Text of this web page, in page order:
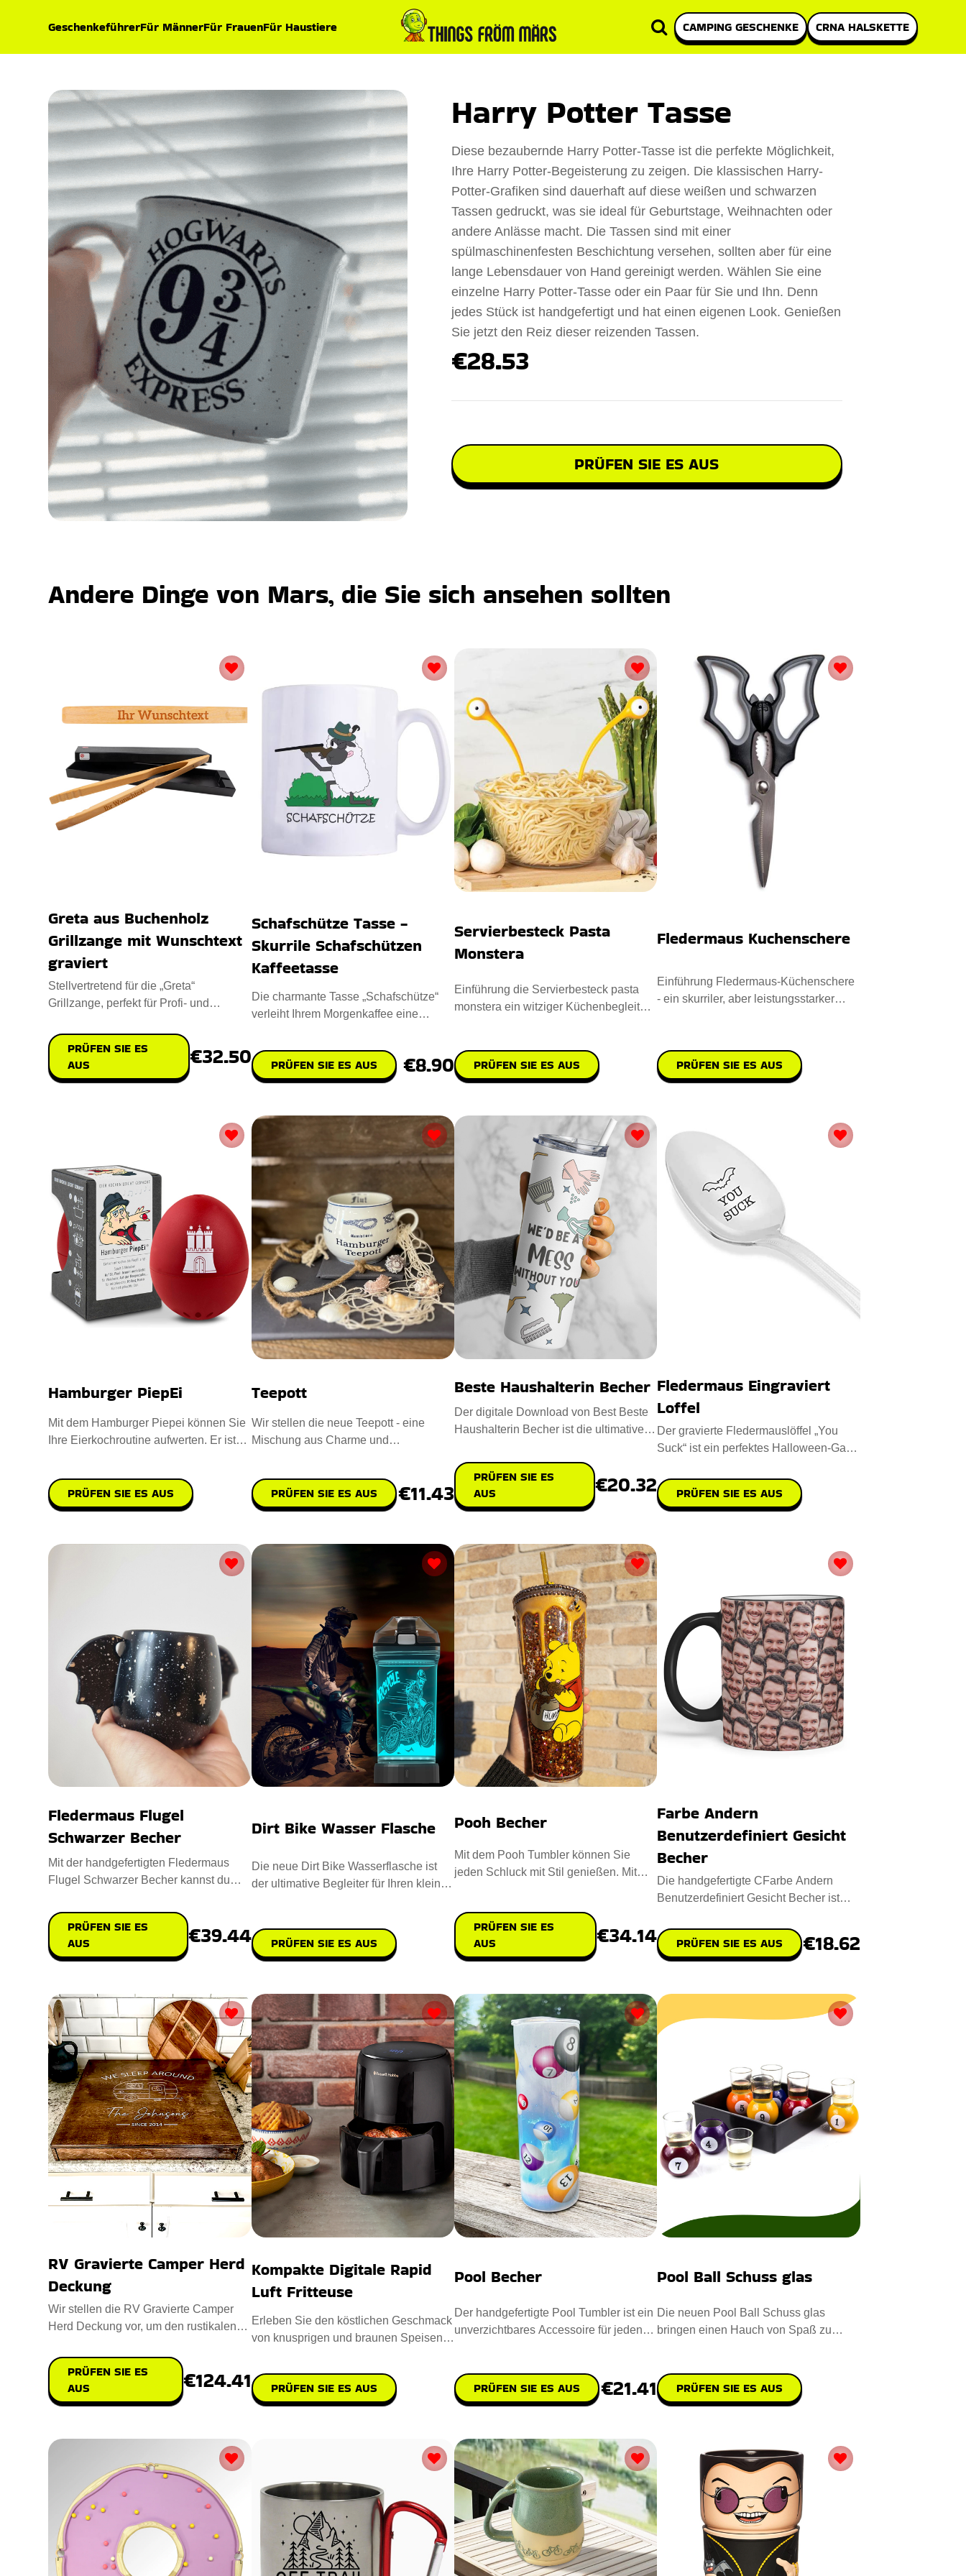
GeschenkeführerFür MännerFür FrauenFür Haustiere CAMPING GESCHENKE CRNA HALSKETTE
Harry Potter Tasse
Diese bezaubernde Harry Potter-Tasse ist die perfekte Möglichkeit,
Ihre Harry Potter-Begeisterung zu zeigen. Die klassischen Harry-
Potter-Grafiken sind dauerhaft auf diese weißen und schwarzen
Tassen gedruckt, was sie ideal für Geburtstage, Weihnachten oder
andere Anlässe macht. Die Tassen sind mit einer
spülmaschinenfesten Beschichtung versehen, sollten aber für eine
lange Lebensdauer von Hand gereinigt werden. Wählen Sie eine
einzelne Harry Potter-Tasse oder ein Paar für Sie und Ihn. Denn
jedes Stück ist handgefertigt und hat einen eigenen Look. Genießen
Sie jetzt den Reiz dieser reizenden Tassen.
€28.53
PRÜFEN SIE ES AUS
Andere Dinge von Mars, die Sie sich ansehen sollten
Greta aus Buchenholz
Grillzange mit Wunschtext
graviert
Stellvertretend für die „Greta“
Grillzange, perfekt für Profi- und
PRÜFEN SIE ES
AUS
€32.50
Schafschütze Tasse -
Skurrile Schafschützen
Kaffeetasse
Die charmante Tasse „Schafschütze“
verleiht Ihrem Morgenkaffee eine
PRÜFEN SIE ES AUS €8.90
Servierbesteck Pasta
Monstera
Einführung die Servierbesteck pasta
monstera ein witziger Küchenbegleiter.
PRÜFEN SIE ES AUS
Fledermaus Kuchenschere
Einführung Fledermaus-Küchenschere
- ein skurriler, aber leistungsstarker
PRÜFEN SIE ES AUS
Hamburger PiepEi
Mit dem Hamburger Piepei können Sie
Ihre Eierkochroutine aufwerten. Er ist
PRÜFEN SIE ES AUS
Teepott
Wir stellen die neue Teepott - eine
Mischung aus Charme und
PRÜFEN SIE ES AUS €11.43
Beste Haushalterin Becher
Der digitale Download von Best Beste
Haushalterin Becher ist die ultimative
PRÜFEN SIE ES
AUS
€20.32
Fledermaus Eingraviert
Loffel
Der gravierte Fledermauslöffel „You
Suck“ ist ein perfektes Halloween-Gag-
PRÜFEN SIE ES AUS
Fledermaus Flugel
Schwarzer Becher
Mit der handgefertigten Fledermaus
Flugel Schwarzer Becher kannst du
PRÜFEN SIE ES
AUS
€39.44
Dirt Bike Wasser Flasche
Die neue Dirt Bike Wasserflasche ist
der ultimative Begleiter für Ihren kleinen
PRÜFEN SIE ES AUS
Pooh Becher
Mit dem Pooh Tumbler können Sie
jeden Schluck mit Stil genießen. Mit
PRÜFEN SIE ES
AUS
€34.14
Farbe Andern
Benutzerdefiniert Gesicht
Becher
Die handgefertigte CFarbe Andern
Benutzerdefiniert Gesicht Becher ist
PRÜFEN SIE ES AUS €18.62
RV Gravierte Camper Herd
Deckung
Wir stellen die RV Gravierte Camper
Herd Deckung vor, um den rustikalen
PRÜFEN SIE ES
AUS
€124.41
Kompakte Digitale Rapid
Luft Fritteuse
Erleben Sie den köstlichen Geschmack
von knusprigen und braunen Speisen
PRÜFEN SIE ES AUS
Pool Becher
Der handgefertigte Pool Tumbler ist ein
unverzichtbares Accessoire für jeden
PRÜFEN SIE ES AUS €21.41
Pool Ball Schuss glas
Die neuen Pool Ball Schuss glas
bringen einen Hauch von Spaß zu
PRÜFEN SIE ES AUS